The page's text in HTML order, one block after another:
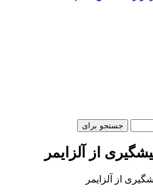
جستجو برای
از آلزایمر